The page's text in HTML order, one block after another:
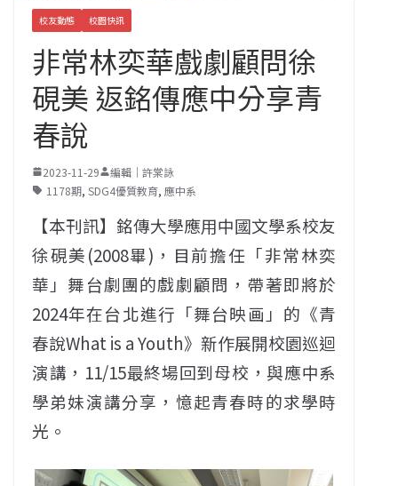
校友動態 校園快訊
非常林奕華戲劇顧問徐
硯美 返銘傳應中分享青
春說
2023-11-29
編輯｜許棠詠
1178期, SDG4優質教育, 應中系
【本刊訊】銘傳大學應用中國文學系校友
徐硯美(2008畢)，目前擔任「非常林奕
華」舞台劇團的戲劇顧問，帶著即將於
2024年在台北進行「舞台映画」的《青
春說What is a Youth》新作展開校園巡迴
演講，11/15最終場回到母校，與應中系
學弟妹演講分享，憶起青春時的求學時
光。